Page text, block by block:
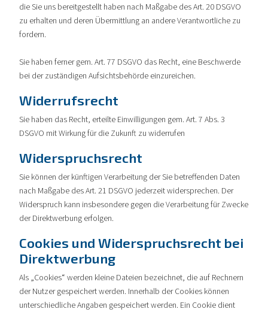
die Sie uns bereitgestellt haben nach Maßgabe des Art. 20 DSGVO
zu erhalten und deren Übermittlung an andere Verantwortliche zu
fordern.
Sie haben ferner gem. Art. 77 DSGVO das Recht, eine Beschwerde
bei der zuständigen Aufsichtsbehörde einzureichen.
Widerrufsrecht
Sie haben das Recht, erteilte Einwilligungen gem. Art. 7 Abs. 3
DSGVO mit Wirkung für die Zukunft zu widerrufen
Widerspruchsrecht
Sie können der künftigen Verarbeitung der Sie betreffenden Daten
nach Maßgabe des Art. 21 DSGVO jederzeit widersprechen. Der
Widerspruch kann insbesondere gegen die Verarbeitung für Zwecke
der Direktwerbung erfolgen.
Cookies und Widerspruchsrecht bei
Direktwerbung
Als „Cookies“ werden kleine Dateien bezeichnet, die auf Rechnern
der Nutzer gespeichert werden. Innerhalb der Cookies können
unterschiedliche Angaben gespeichert werden. Ein Cookie dient